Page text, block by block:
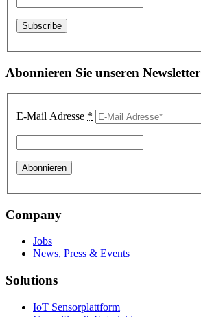
Abonnieren Sie unseren Newsletter
E-Mail Adresse *
Company
Jobs
News, Press & Events
Solutions
IoT Sensorplattform